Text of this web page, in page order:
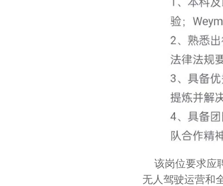
该岗位要求应
无人驾驶运营和